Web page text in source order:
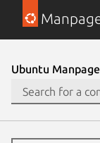
Ubuntu